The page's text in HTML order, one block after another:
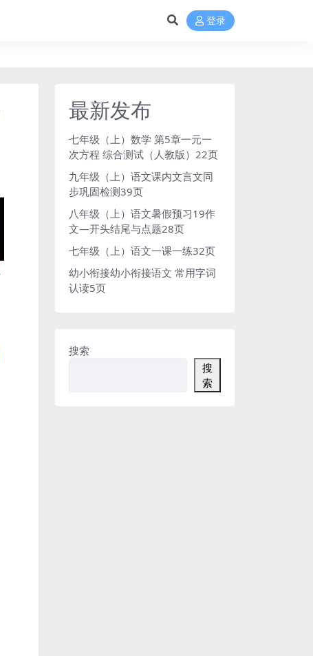
登录
最新发布
七年级（上）数学 第5章一元一
次方程 综合测试（人教版）22页
九年级（上）语文课内文言文同
步巩固检测39页
八年级（上）语文暑假预习19作
文—开头结尾与点题28页
七年级（上）语文一课一练32页
幼小衔接幼小衔接语文 常用字词
认读5页
搜索
搜
索